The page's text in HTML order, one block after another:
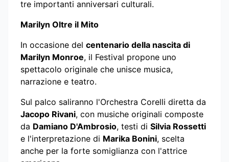
tre importanti anniversari culturali.
Marilyn Oltre il Mito
In occasione del centenario della nascita di
Marilyn Monroe, il Festival propone uno
spettacolo originale che unisce musica,
narrazione e teatro.
Sul palco saliranno l'Orchestra Corelli diretta da
Jacopo Rivani, con musiche originali composte
da Damiano D'Ambrosio, testi di Silvia Rossetti
e l'interpretazione di Marika Bonini, scelta
anche per la forte somiglianza con l'attrice